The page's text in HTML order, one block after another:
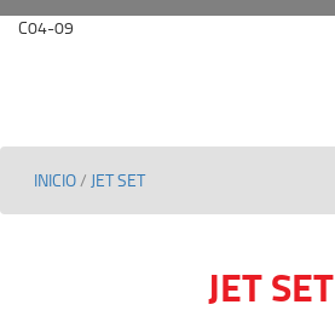
C04-09
INICIO/ JET SET
JET SET